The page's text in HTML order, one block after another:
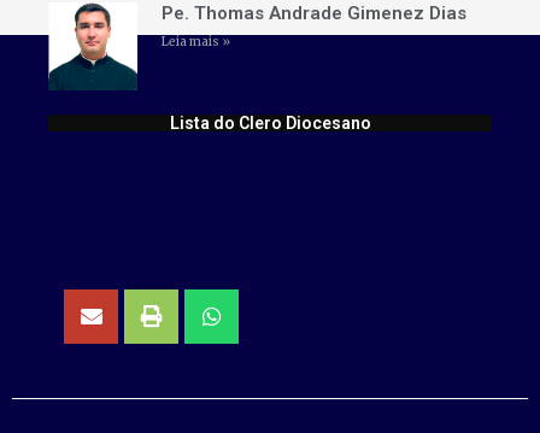
Pe. Thomas Andrade Gimenez Dias
Leia mais »
Lista do Clero Diocesano